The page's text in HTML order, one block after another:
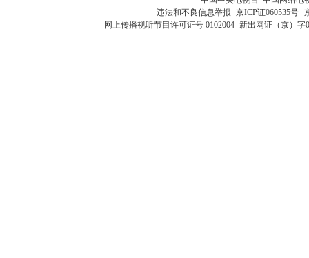
违法和不良信息举报 京ICP证060535号
网上传播视听节目许可证号 0102004 新出网证（京）